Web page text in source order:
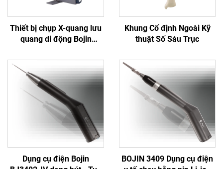
Thiết bị chụp X-quang lưu
quang di động Bojin
Khung Cố định Ngoài Kỹ
thuật Số Sáu Trục
Dụng cụ điện Bojin
BOJIN 3409 Dụng cụ điện